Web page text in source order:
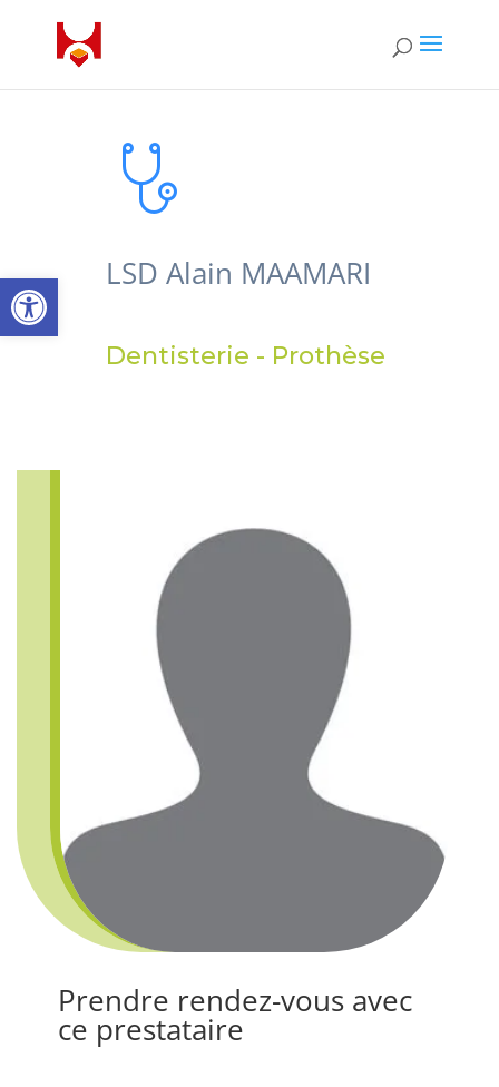
Open toolbarLSD Alain MAAMARI
Dentisterie - Prothèse
Prendre rendez-vous avec
ce prestataire